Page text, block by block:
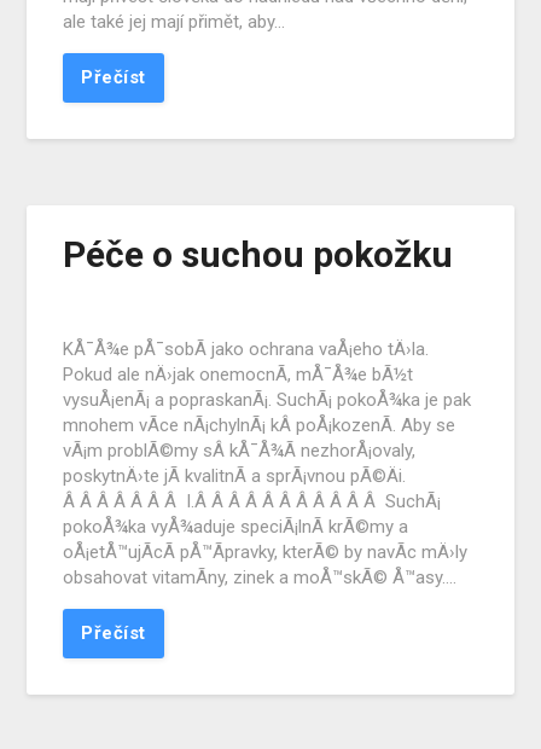
ale také jej mají přimět, aby…
Přečíst
Péče o suchou pokožku
KÅ¯Å¾e pÅ¯sobÃ­ jako ochrana vaÅ¡eho tÄ›la.
Pokud ale nÄ›jak onemocnÃ­, mÅ¯Å¾e bÃ½t
vysuÅ¡enÃ¡ a popraskanÃ¡. SuchÃ¡ pokoÅ¾ka je pak
mnohem vÃ­ce nÃ¡chylnÃ¡ kÂ poÅ¡kozenÃ­. Aby se
vÃ¡m problÃ©my sÂ kÅ¯Å¾Ã­ nezhorÅ¡ovaly,
poskytnÄ›te jÃ­ kvalitnÃ­ a sprÃ¡vnou pÃ©Äi.
Â Â Â Â Â Â Â I.Â Â Â Â Â Â Â Â Â Â Â SuchÃ¡
pokoÅ¾ka vyÅ¾aduje speciÃ¡lnÃ­ krÃ©my a
oÅ¡etÅ™ujÃ­cÃ­ pÅ™Ã­pravky, kterÃ© by navÃ­c mÄ›ly
obsahovat vitamÃ­ny, zinek a moÅ™skÃ© Å™asy….
Přečíst